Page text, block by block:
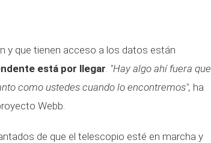
y que tienen acceso a los datos están
está por llegar. "Hay algo ahí fuera que
como ustedes cuando lo encontremos", ha
Webb.
de que el telescopio esté en marcha y